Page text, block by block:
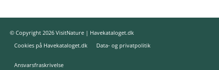
© Copyright 2026 VisitNature | Havekataloget.dk
Cookies på Havekataloget.dk
Data- og privatpolitik
Ansvarsfraskrivelse